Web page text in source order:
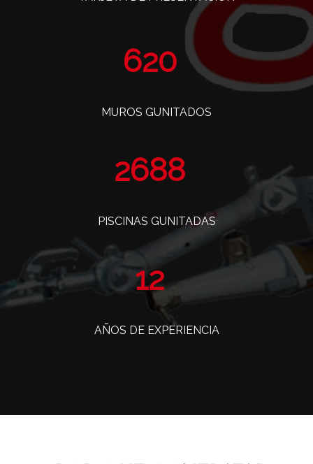
757
MUROS GUNITADOS
3285
PISCINAS GUNITADAS
14
AÑOS DE EXPERIENCIA